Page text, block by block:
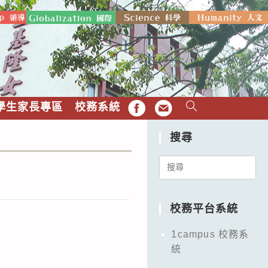
生家長專區 校務系統 FB EMAIL
搜尋
Search
校務平台系統
1campus 校務系
統